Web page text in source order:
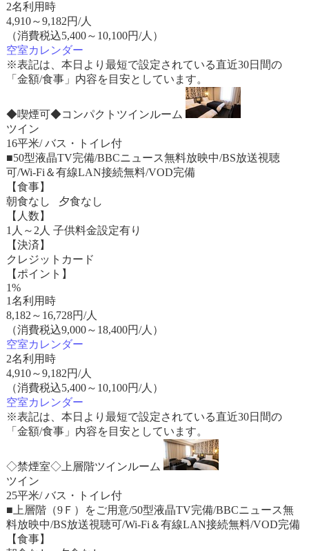
2名利用時
4,910～9,182円/人
（消費税込5,400～10,100円/人）
空室カレンダー
※表記は、本日より最短で設定されている直近30日間の
「金額/食事」内容を目安としています。
◆喫煙可◆コンパクトツインルーム
ツイン
16平米/ バス・トイレ付
■50型液晶TV完備/BBCニュース無料放映中/BS放送視聴
可/Wi-Fi＆有線LAN接続無料/VOD完備
【食事】
朝食なし 夕食なし
【人数】
1人～2人 子供料金設定有り
【決済】
クレジットカード
【ポイント】
1%
1名利用時
8,182 ～ 16,728円/人
（消費税込9,000～18,400円/人）
空室カレンダー
2名利用時
4,910～9,182円/人
（消費税込5,400～10,100円/人）
空室カレンダー
※表記は、本日より最短で設定されている直近30日間の
「金額/食事」内容を目安としています。
◇禁煙室◇上層階ツインルーム
ツイン
25平米/ バス・トイレ付
■上層階（9Ｆ）をご用意/50型液晶TV完備/BBCニュース無
料放映中/BS放送視聴可/Wi-Fi＆有線LAN接続無料/VOD完備
【食事】